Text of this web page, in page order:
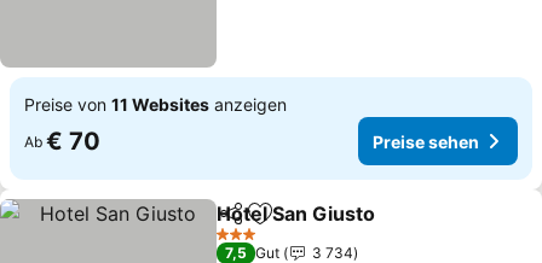
Preise von 11 Websites anzeigen
Ab € 70 Preise sehen
TeilenZu Favoriten hinzufügen
Hotel San Giusto
3 Sterne
7,5 Gut
3 734